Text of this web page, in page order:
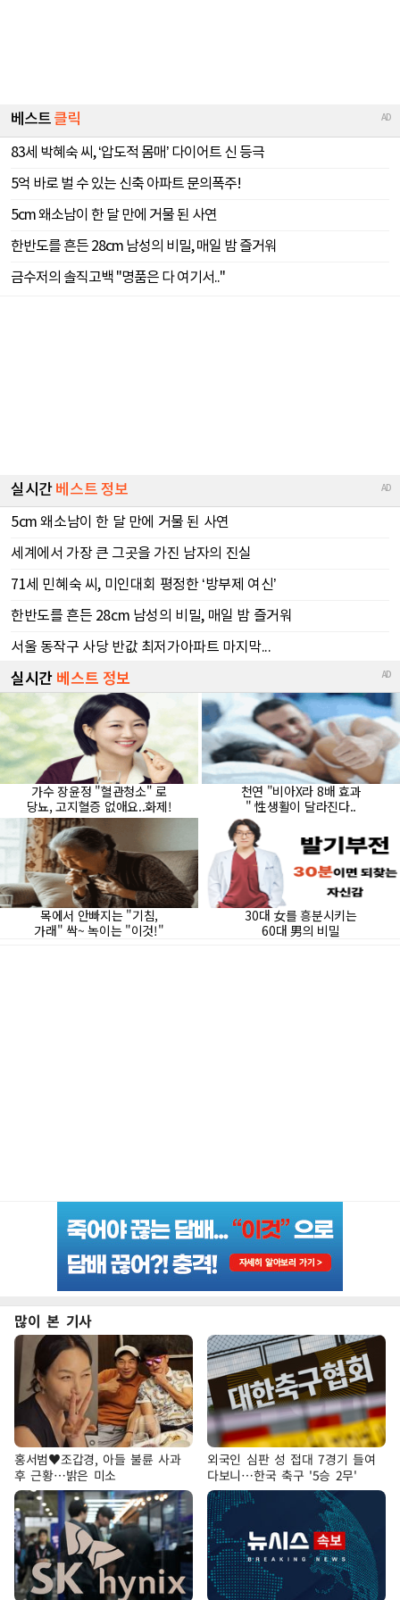
많이 본 기사
홍서범♥조갑경, 아들 불륜 사과
후 근황…밝은 미소
외국인 심판 성 접대 7경기 들여
다보니…한국 축구 '5승 2무'